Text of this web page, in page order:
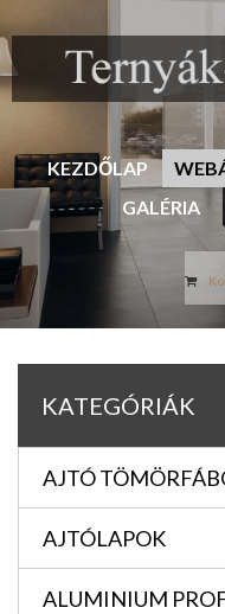
KEZDŐLAP
GALÉRIA
KATEGÓRIÁK
AJTÓ
AJTÓLAPOK
ALUMINIUM